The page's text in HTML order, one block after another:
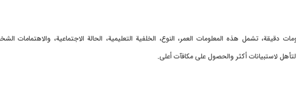
تشمل هذه المعلومات العمر، النوع، الخلفية التعليمية، الحالة الاجتماعية،
لاستبيانات أكثر والحصول على مكافآت أعلى.